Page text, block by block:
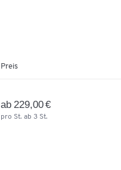
Preis
ab 229,00 €
pro St. ab 3 St.